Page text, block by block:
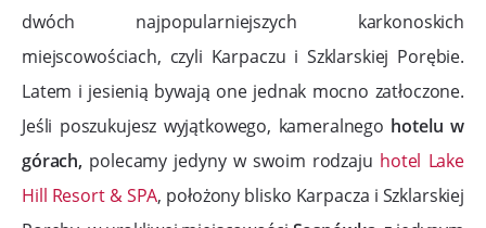
dwóch najpopularniejszych karkonoskich
miejscowościach, czyli Karpaczu i Szklarskiej Porębie.
Latem i jesienią bywają one jednak mocno zatłoczone.
Jeśli poszukujesz wyjątkowego, kameralnego hotelu w
górach, polecamy jedyny w swoim rodzaju hotel Lake
Hill Resort & SPA, położony blisko Karpacza i Szklarskiej